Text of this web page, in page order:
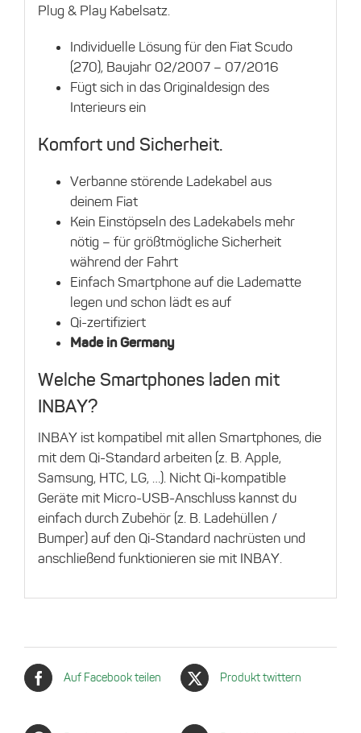
Plug & Play Kabelsatz.
Individuelle Lösung für den Fiat Scudo
(270), Baujahr 02/2007 – 07/2016
Fügt sich in das Originaldesign des
Interieurs ein
Komfort und Sicherheit.
Verbanne störende Ladekabel aus
deinem Fiat
Kein Einstöpseln des Ladekabels mehr
nötig – für größtmögliche Sicherheit
während der Fahrt
Einfach Smartphone auf die Ladematte
legen und schon lädt es auf
Qi-zertifiziert
Made in Germany
Welche Smartphones laden mit
INBAY?
INBAY ist kompatibel mit allen Smartphones, die
mit dem Qi-Standard arbeiten (z. B. Apple,
Samsung, HTC, LG, …). Nicht Qi-kompatible
Geräte mit Micro-USB-Anschluss kannst du
einfach durch Zubehör (z. B. Ladehüllen /
Bumper) auf den Qi-Standard nachrüsten und
anschließend funktionieren sie mit INBAY.
Auf Facebook teilen Produkt twittern